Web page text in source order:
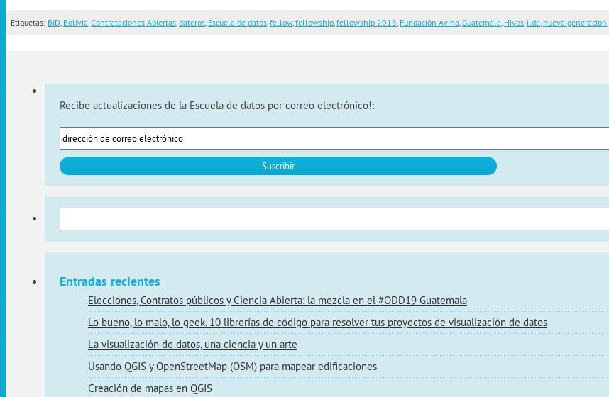
Etiquetas: BID, Bolivia,Contrataciones Abiertas,dateros, Escuela de datos,fellow,fellowship,fellowship 2018, Fundación Avina,Guatemala, Hivos, ilda, nueva generación,
Recibe actualizaciones de la Escuela de datos por correo electrónico!:
Entradas recientes
Elecciones, Contratos públicos y Ciencia Abierta: la mezcla en el #ODD19 Guatemala
Lo bueno, lo malo, lo geek. 10 librerías de código para resolver tus proyectos de visualización de datos
La visualización de datos, una ciencia y un arte
Usando QGIS y OpenStreetMap (OSM) para mapear edificaciones
Creación de mapas en QGIS